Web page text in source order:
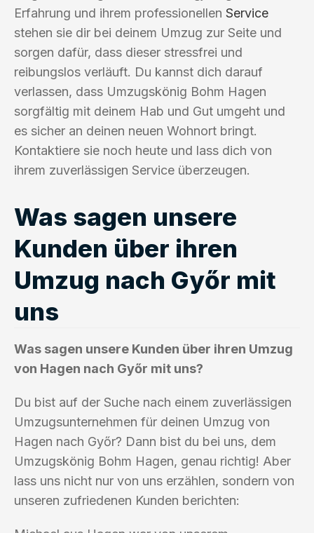
Erfahrung und ihrem professionellen Service
stehen sie dir bei deinem Umzug zur Seite und
sorgen dafür, dass dieser stressfrei und
reibungslos verläuft. Du kannst dich darauf
verlassen, dass Umzugskönig Bohm Hagen
sorgfältig mit deinem Hab und Gut umgeht und
es sicher an deinen neuen Wohnort bringt.
Kontaktiere sie noch heute und lass dich von
ihrem zuverlässigen Service überzeugen.
Was sagen unsere
Kunden über ihren
Umzug nach Győr mit
uns
Was sagen unsere Kunden über ihren Umzug
von Hagen nach Győr mit uns?
Du bist auf der Suche nach einem zuverlässigen
Umzugsunternehmen für deinen Umzug von
Hagen nach Győr? Dann bist du bei uns, dem
Umzugskönig Bohm Hagen, genau richtig! Aber
lass uns nicht nur von uns erzählen, sondern von
unseren zufriedenen Kunden berichten: